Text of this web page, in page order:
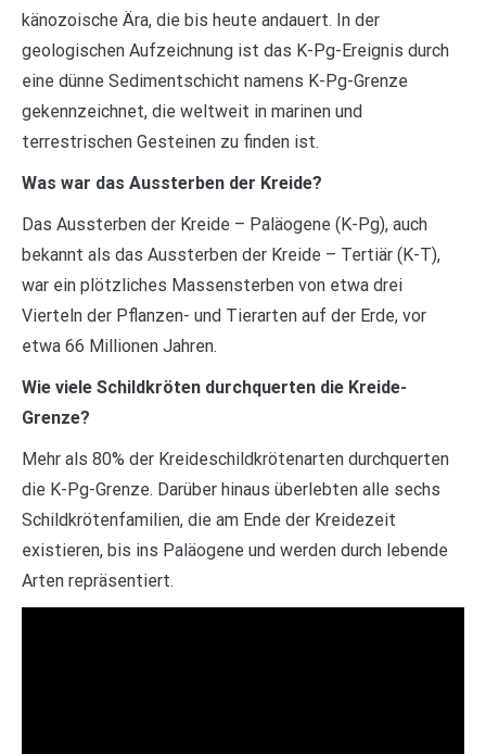
känozoische Ära, die bis heute andauert. In der
geologischen Aufzeichnung ist das K-Pg-Ereignis durch
eine dünne Sedimentschicht namens K-Pg-Grenze
gekennzeichnet, die weltweit in marinen und
terrestrischen Gesteinen zu finden ist.
Was war das Aussterben der Kreide?
Das Aussterben der Kreide – Paläogene (K-Pg), auch
bekannt als das Aussterben der Kreide – Tertiär (K-T),
war ein plötzliches Massensterben von etwa drei
Vierteln der Pflanzen- und Tierarten auf der Erde, vor
etwa 66 Millionen Jahren.
Wie viele Schildkröten durchquerten die Kreide-
Grenze?
Mehr als 80% der Kreideschildkrötenarten durchquerten
die K-Pg-Grenze. Darüber hinaus überlebten alle sechs
Schildkrötenfamilien, die am Ende der Kreidezeit
existieren, bis ins Paläogene und werden durch lebende
Arten repräsentiert.